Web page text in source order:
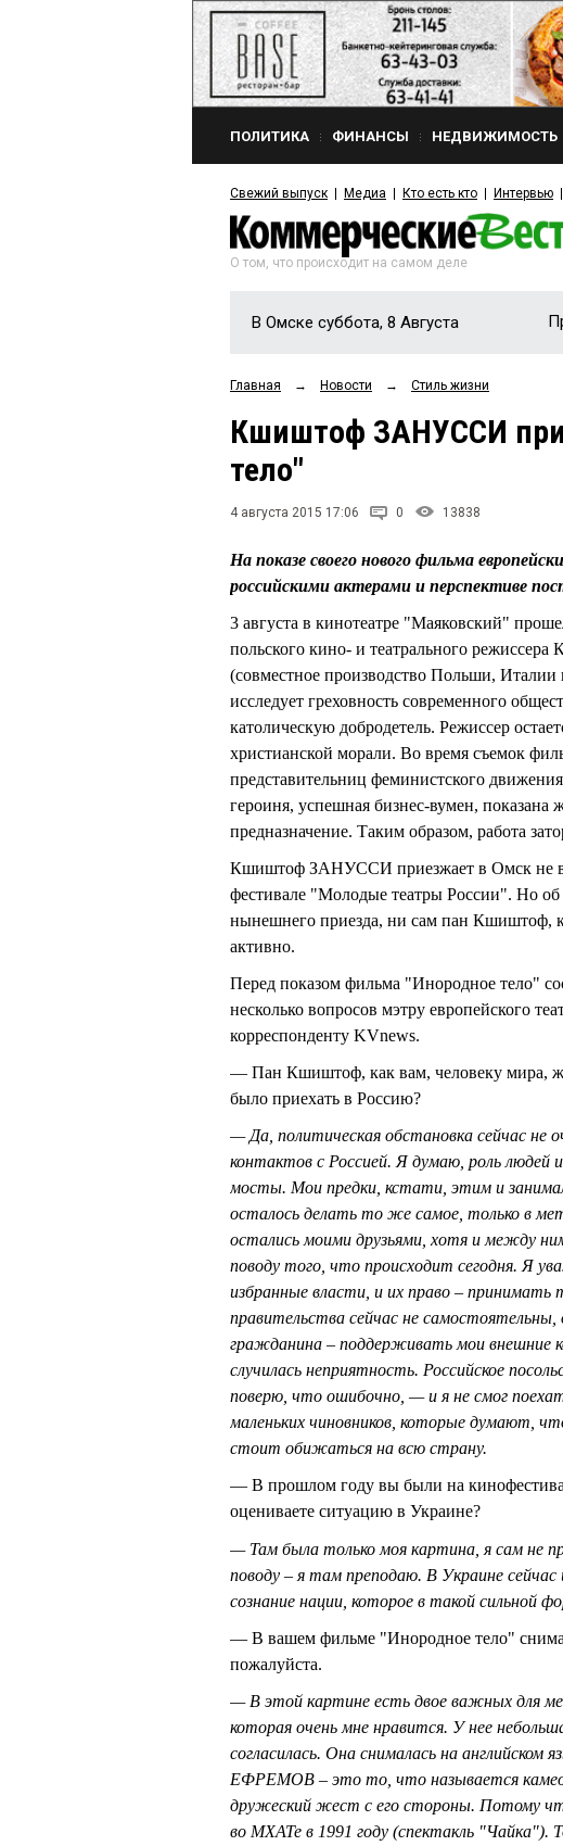
ПОЛИТИКА ФИНАНСЫ НЕДВИЖИМОСТЬ
Свежий выпуск Медиа Кто есть кто Интервью
О том, что происходит на самом деле
В Омске суббота, 8 Августа
Главная → Новости → Стиль жизни
Кшиштоф ЗАНУССИ
тело"
4 августа 2015 17:06 0 13838
На показе своего нового фильма
российскими актерами и перспективе
3 августа в кинотеатре "Маяковский"
польского кино- и театрального
(совместное производство Польши,
исследует греховность современного
католическую добродетель. Режиссер
христианской морали. Во время съемок
представительниц феминистского
героиня, успешная бизнес-вумен,
предназначение. Таким образом, работа
Кшиштоф ЗАНУССИ приезжает в Омск не
фестивале "Молодые театры России". Но
нынешнего приезда, ни сам пан Кшиштоф,
активно.
Перед показом фильма "Инородное тело"
несколько вопросов мэтру европейского
корреспонденту KVnews.
— Пан Кшиштоф, как вам, человеку мира,
было приехать в Россию?
— Да, политическая обстановка сейчас не
контактов с Россией. Я думаю, роль людей
мосты. Мои предки, кстати, этим и
осталось делать то же самое, только в
остались моими друзьями, хотя и между
поводу того, что происходит сегодня. Я
избранные власти, и их право –
правительства сейчас не
гражданина – поддерживать мои внешние
случилась неприятность. Российское
поверю, что ошибочно, — и я не смог
маленьких чиновников, которые думают,
стоит обижаться на всю страну.
— В прошлом году вы были на
оцениваете ситуацию в Украине?
— Там была только моя картина, я сам не
поводу – я там преподаю. В Украине
сознание нации, которое в такой сильной
— В вашем фильме "Инородное тело"
пожалуйста.
— В этой картине есть двое важных для
которая очень мне нравится. У нее
согласилась. Она снималась на
ЕФРЕМОВ – это то, что называется
дружеский жест с его стороны. Потому
во МХАТе в 1991 году (спектакль "Чайка").